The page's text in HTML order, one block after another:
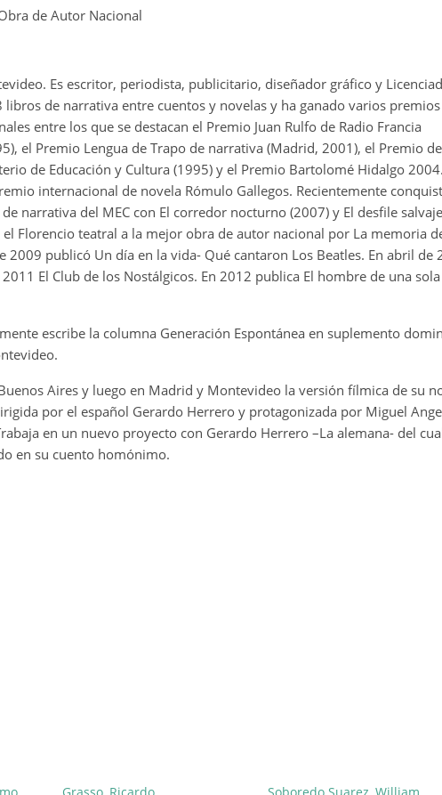
de Autor Nacional
Es escritor, periodista, publicitario, diseñador gráfico y
libros de narrativa entre cuentos y novelas y ha ganado varios premios
entre los que se destacan el Premio Juan Rulfo de Radio Francia
el Premio Lengua de Trapo de narrativa (Madrid, 2001), el Premio de
de Educación y Cultura (1995) y el Premio Bartolomé Hidalgo
internacional de novela Rómulo Gallegos. Recientemente
narrativa del MEC con El corredor nocturno (2007) y El desfile salvaje
Florencio teatral a la mejor obra de autor nacional por La memoria
2009 publicó Un día en la vida- Qué cantaron Los Beatles. En abril de
El Club de los Nostálgicos. En 2012 publica El hombre de una sola
escribe la columna Generación Espontánea en suplemento
Aires y luego en Madrid y Montevideo la versión fílmica de su
por el español Gerardo Herrero y protagonizada por Miguel
en un nuevo proyecto con Gerardo Herrero –La alemana- del
en su cuento homónimo.